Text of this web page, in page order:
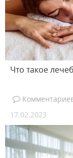
Что такое
17.02.2023